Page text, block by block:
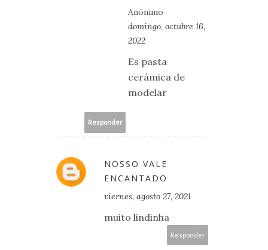
Anónimo
domingo, octubre 16,
2022
Es pasta
cerámica de
modelar
Responder
NOSSO VALE
ENCANTADO
viernes, agosto 27, 2021
muito lindinha
Responder